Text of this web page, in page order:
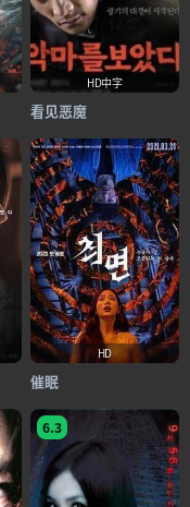
HD中字
看见恶魔
HD
催眠
6.3